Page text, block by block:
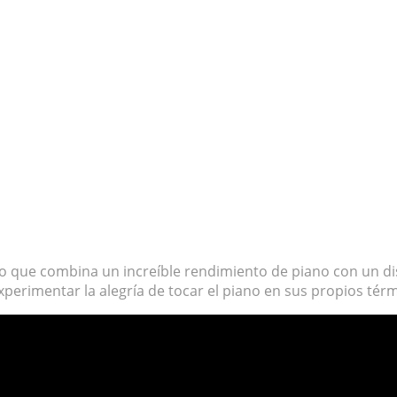
que combina un increíble rendimiento de piano con un
la alegría de tocar el piano en sus propios